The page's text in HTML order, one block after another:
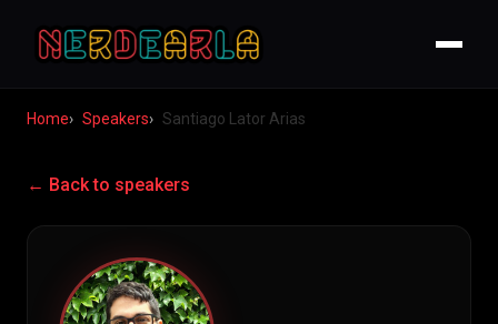
Home Speakers Santiago Lator Arias
← Back to speakers